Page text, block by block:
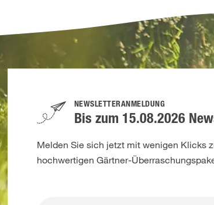
NEWSLETTERANMELDUNG
Bis zum 15.08.2026
Melden Sie sich jetzt mit wenigen Klicks
hochwertigen Gärtner-